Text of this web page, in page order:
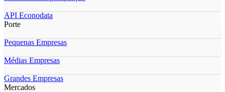
API Econodata
Porte
Pequenas Empresas
Médias Empresas
Grandes Empresas
Mercados